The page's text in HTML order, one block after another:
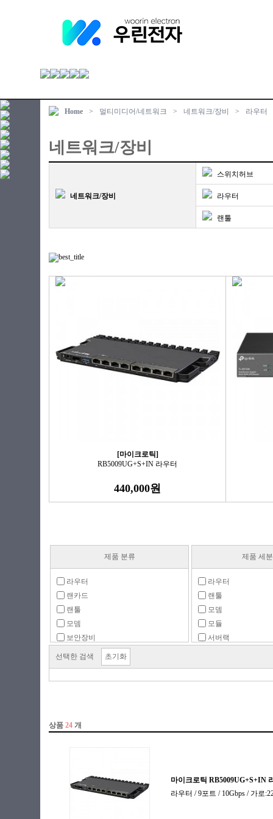
Home > 멀티미디어/네트워크 > 네트워크/장비 > 라우터
네트워크/장비
네트워크/장비
스위치허브
라우터
랜툴
[마이크로틱]
RB5009UG+S+IN 라우터
440,000원
제품 분류
라우터
랜카드
랜툴
모뎀
보안장비
서버/허브랙
스위치허브
인젝터
프린터 서버
제품 세
라우터
랜툴
모뎀
모듈
서버랙
유선랜카드
인젝터
전원공급장치
선택한 검색 초기화